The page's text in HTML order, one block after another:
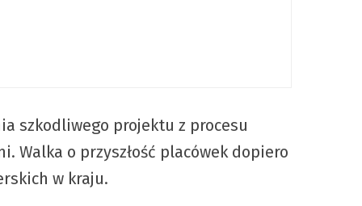
szkodliwego projektu z procesu
Walka o przyszłość placówek dopiero
w kraju.